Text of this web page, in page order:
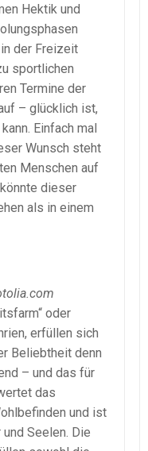
Hektik und
der Freizeit
sportlichen
Termine der
– glücklich ist,
Einfach mal
Wunsch steht
Menschen auf
dieser
als in einem
oder
erfüllen sich
Beliebtheit denn
– und das für
das
und ist
Seelen. Die